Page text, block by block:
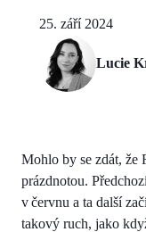
25. září 2024
Lucie
Mohlo by se zdát, že
prázdnotou.
v červnu a ta další
takový ruch, jako